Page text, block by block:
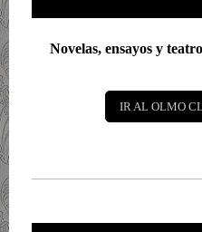
Novelas, ensayos y teatro
IR AL OLMO